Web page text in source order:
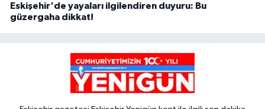
Eskişehir'de yayaları ilgilendiren duyuru: Bu
güzergaha dikkat!